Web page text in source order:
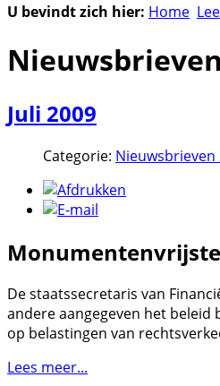
U bevindt zich hier: Home
Juli 2009
Categorie: Nieuwsbrieven
De staatssecretaris van
andere aangegeven het
op belastingen van
Lees meer...